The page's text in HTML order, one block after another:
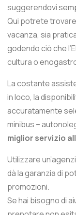
suggerendovi
Qui potrete
vacanza, sia
godendo ciò che
cultura o
La costante
in loco, la
accuratamente
minibus –
miglior servizio
Utilizzare
dà la garanzia di
promozioni.
Se hai bisogno di